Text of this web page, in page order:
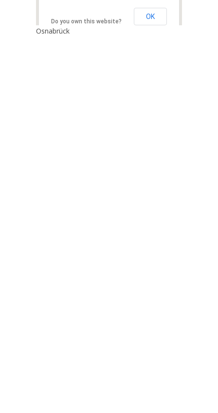
Do you own this website?
OK
Osnabrück